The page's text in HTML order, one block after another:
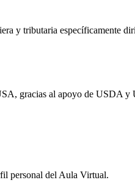
y tributaria específicamente
gracias al apoyo de USDA
personal del Aula Virtual.